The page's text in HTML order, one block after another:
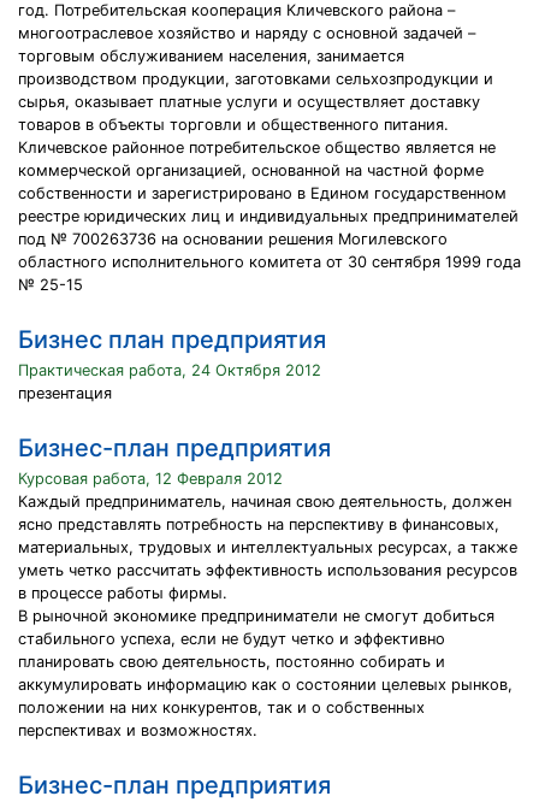
год. Потребительская кооперация Кличевского района –
многоотраслевое хозяйство и наряду с основной задачей –
торговым обслуживанием населения, занимается
производством продукции, заготовками сельхозпродукции и
сырья, оказывает платные услуги и осуществляет доставку
товаров в объекты торговли и общественного питания.
Кличевское районное потребительское общество является не
коммерческой организацией, основанной на частной форме
собственности и зарегистрировано в Едином государственном
реестре юридических лиц и индивидуальных предпринимателей
под № 700263736 на основании решения Могилевского
областного исполнительного комитета от 30 сентября 1999 года
№ 25-15
Бизнес план предприятия
Практическая работа, 24 Октября 2012
презентация
Бизнес-план предприятия
Курсовая работа, 12 Февраля 2012
Каждый предприниматель, начиная свою деятельность, должен
ясно представлять потребность на перспективу в финансовых,
материальных, трудовых и интеллектуальных ресурсах, а также
уметь четко рассчитать эффективность использования ресурсов
в процессе работы фирмы.
В рыночной экономике предприниматели не смогут добиться
стабильного успеха, если не будут четко и эффективно
планировать свою деятельность, постоянно собирать и
аккумулировать информацию как о состоянии целевых рынков,
положении на них конкурентов, так и о собственных
перспективах и возможностях.
Бизнес-план предприятия